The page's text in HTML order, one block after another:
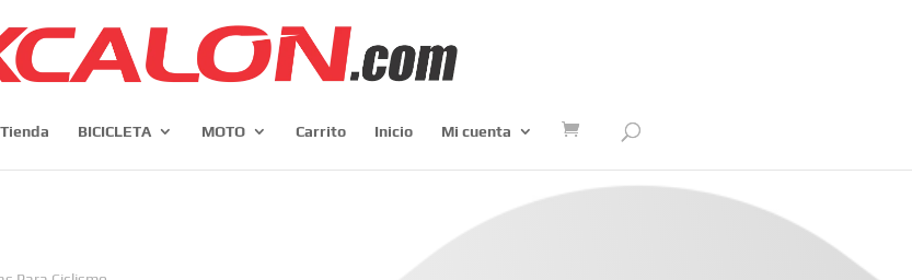
Tienda BICICLETA MOTO Carrito Inicio Mi cuenta